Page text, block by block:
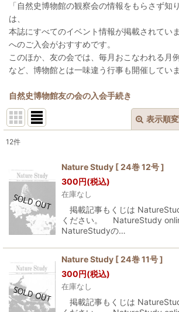
「自然史博物館の観察会の情報をもらさず知
は、
本誌にすべてのイベント情報が掲載されてい
へのご入会がおすすめです。
このほか、友の会では、毎月おこなわれる月
など、博物館とは一味違う行事も開催していま
自然史博物館友の会の入会手続き
表示順
並び順:
絞り込む
12件
Nature Study [ 24巻 12号 ]
300円(税込)
在庫なし
掲載記事もくじは
ください。 NatureStudy
NatureStudyの…
Nature Study [ 24巻 11号 ]
300円(税込)
在庫なし
掲載記事もくじは